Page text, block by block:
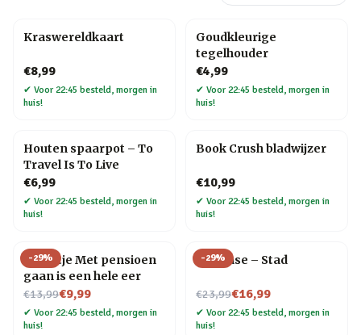
Kraswereldkaart
€8,99
✔ Voor 22:45 besteld, morgen in
huis!
Goudkleurige
tegelhouder
€4,99
✔ Voor 22:45 besteld, morgen in
huis!
Houten spaarpot – To
Travel Is To Live
€6,99
✔ Voor 22:45 besteld, morgen in
huis!
Book Crush bladwijzer
€10,99
✔ Voor 22:45 besteld, morgen in
huis!
-29%
Tegeltje Met pensioen
gaan is een hele eer
€13,99
Nu voor€9,99
✔ Voor 22:45 besteld, morgen in
huis!
-29%
Flip Vase – Stad
€23,99
Nu voor€16,99
✔ Voor 22:45 besteld, morgen in
huis!